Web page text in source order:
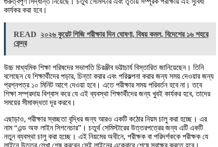
কার্যকর করা হবে।
READ ২০২৬ কুয়েট পিজি পরীক্ষার দিন ঘোষণা, বিষয় কমল, বিদেশের ১৬ শহরে
কেন্দ্র
উচ্চ মাধ্যমিক শিক্ষা পরিষদের সভাপতি চিরঞ্জীব ভট্টাচার্য বিস্তারিত জানিয়েছেন। তিনি
বলেছেন যে শিক্ষার্থীদের পড়ার, চিন্তা করার এবং পরিকল্পনা করার জন্য সময় দেওয়ার জন্য
প্রশ্নপত্র ১০ মিনিট আগে দেওয়া হবে। এতে পরীক্ষার সময় পরিবর্তন হবে না। তবে
শিক্ষা সম্প্রদায় বিশ্বাস করে যে এই ব্যবস্থা শিক্ষার্থীদের জন্য খুবই কার্যকর হবে, তাদের
সময়ের সীমাবদ্ধতা দূর করবে।
এছাড়াও, পরীক্ষার স্বচ্ছতা বৃদ্ধির জন্য আরও একটি কঠোর নিয়ম চালু করা হচ্ছে। এর
নাম “এন্ড অফ লাইন সিগনেচার”। চতুর্থ সেমিস্টারের উত্তরপত্রের জন্য এটি একটি
নতুন ব্যবস্থা চালু করা হচ্ছে। এই নিয়মের অধীনে, পরীক্ষক বা পরিদর্শককে পরীক্ষক যে
লাইনে উত্তর লেখা শেষ করবেন সেই লাইনের একেবারে শেষে স্বাক্ষর করতে হবে।